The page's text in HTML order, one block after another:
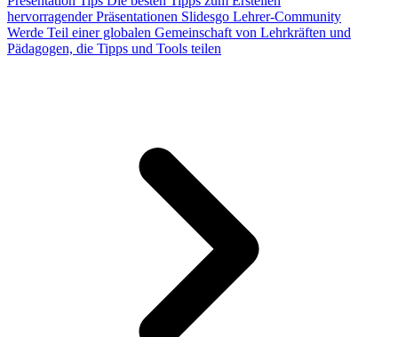
hervorragender Präsentationen Slidesgo Lehrer-Community
Werde Teil einer globalen Gemeinschaft von Lehrkräften und
Pädagogen, die Tipps und Tools teilen